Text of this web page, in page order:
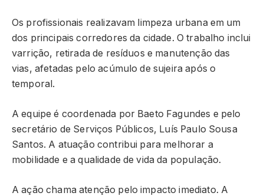
Os profissionais realizavam limpeza urbana em um
dos principais corredores da cidade. O trabalho inclui
varrição, retirada de resíduos e manutenção das
vias, afetadas pelo acúmulo de sujeira após o
temporal.
A equipe é coordenada por Baeto Fagundes e pelo
secretário de Serviços Públicos, Luís Paulo Sousa
Santos. A atuação contribui para melhorar a
mobilidade e a qualidade de vida da população.
A ação chama atenção pelo impacto imediato. A